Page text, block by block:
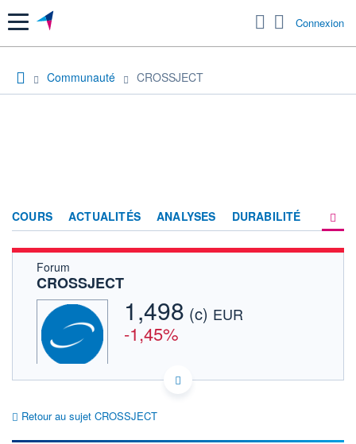
Menu Connexion
Communauté CROSSJECT
COURS ACTUALITÉS ANALYSES DURABILITÉ
FORUM
ACTIONNAIRES
Forum
CROSSJECT
1,498 (c) EUR
-1,45%
Politique d'exécution
Retour au sujet CROSSJECT